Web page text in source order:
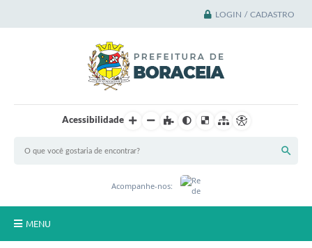
LOGIN / CADASTRO
Acessibilidade
Acompanhe-nos:
MENU